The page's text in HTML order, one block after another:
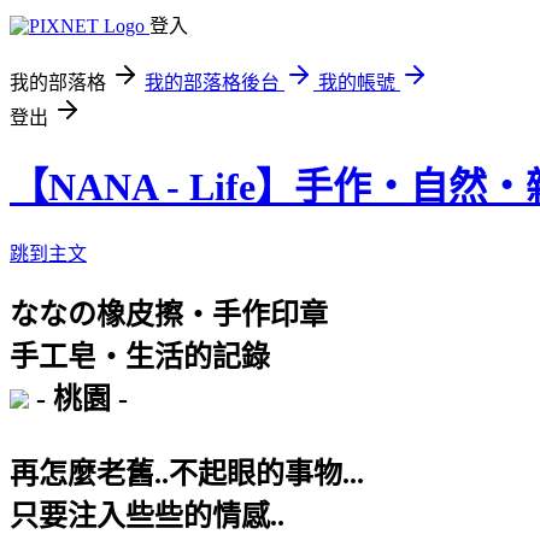
登入
我的部落格 我的部落格後台
我的帳號
登出
【NANA - Life】手作‧自然‧
跳到主文
ななの橡皮擦‧手作印章
手工皂‧生活的記錄
- 桃園 -
再怎麼老舊..不起眼的事物...
只要注入些些的情感..